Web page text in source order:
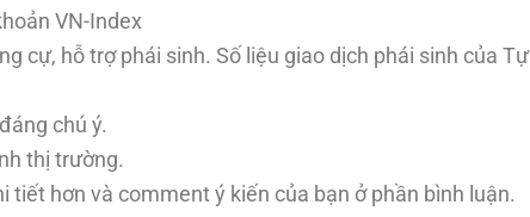
VN-Index
cự, hỗ trợ phái sinh. Số liệu giao dịch phái sinh của Tự
chú ý.
thị trường.
tiết hơn và comment ý kiến của bạn ở phần bình luận.